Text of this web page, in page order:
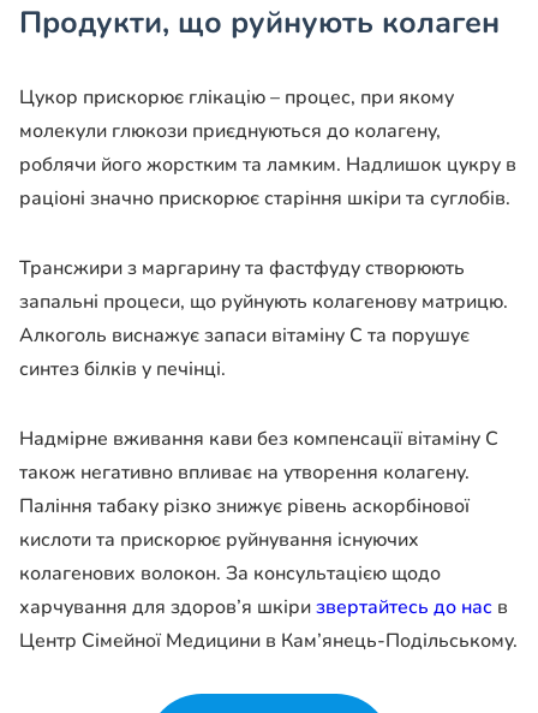
Продукти, що руйнують колаген
Цукор прискорює глікацію – процес, при якому
молекули глюкози приєднуються до колагену,
роблячи його жорстким та ламким. Надлишок цукру в
раціоні значно прискорює старіння шкіри та суглобів.
Трансжири з маргарину та фастфуду створюють
запальні процеси, що руйнують колагенову матрицю.
Алкоголь виснажує запаси вітаміну С та порушує
синтез білків у печінці.
Надмірне вживання кави без компенсації вітаміну С
також негативно впливає на утворення колагену.
Паління табаку різко знижує рівень аскорбінової
кислоти та прискорює руйнування існуючих
колагенових волокон. За консультацією щодо
харчування для здоров’я шкіризвертайтесь до нас в
Центр Сімейної Медицини в Кам’янець-Подільському.